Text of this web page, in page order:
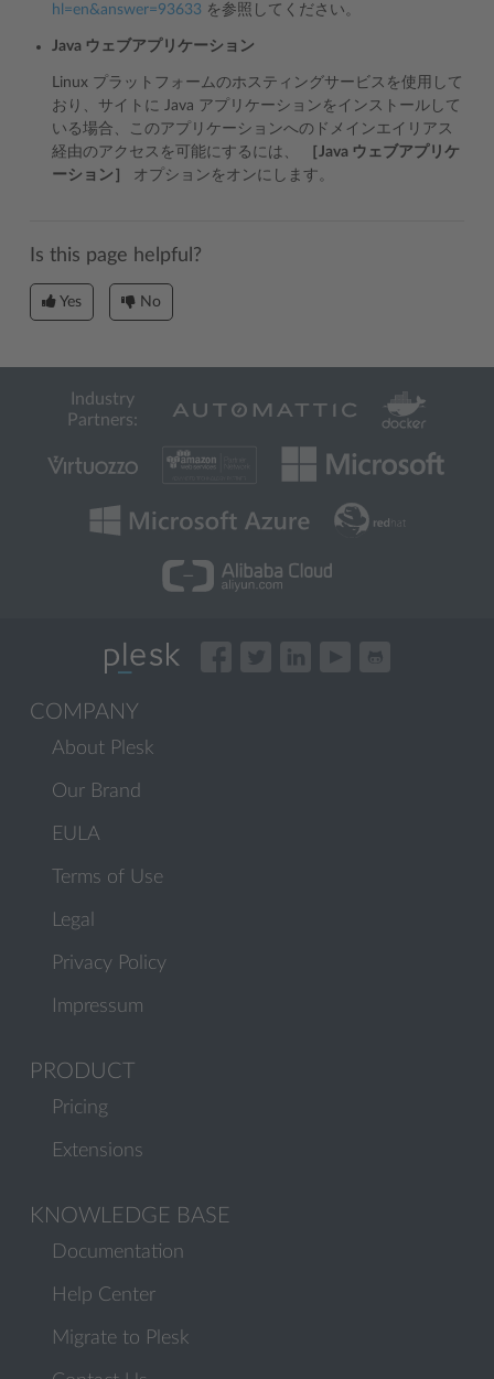
hl=en&answer=93633 を参照してください。
Java ウェブアプリケーション
Linux プラットフォームのホスティングサービスを使用して
おり、サイトに Java アプリケーションをインストールして
いる場合、このアプリケーションへのドメインエイリアス
経由のアクセスを可能にするには、
［Java ウェブアプリケ
ーション］
オプションをオンにします。
Is this page helpful?
Yes No
Industry
Partners:
COMPANY
About Plesk
Our Brand
EULA
Terms of Use
Legal
Privacy Policy
Impressum
PRODUCT
Pricing
Extensions
KNOWLEDGE BASE
Documentation
Help Center
Migrate to Plesk